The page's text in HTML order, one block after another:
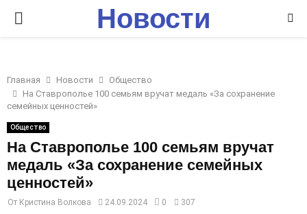
P
I
M
A
R
Новости
Главная Новости
Общество
На Ставрополье 100 семьям вручат медаль «За сохранение
семейных ценностей»
Общество
На Ставрополье 100 семьям вручат
медаль «За сохранение семейных
ценностей»
От Кристина Волкова 24.09.2024 0 307